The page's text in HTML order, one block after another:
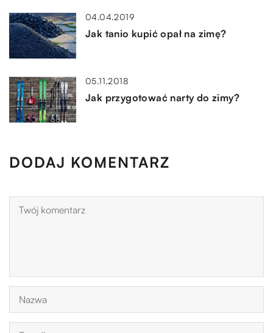
04.04.2019
Jak tanio kupić opał na zimę?
05.11.2018
Jak przygotować narty do zimy?
DODAJ KOMENTARZ